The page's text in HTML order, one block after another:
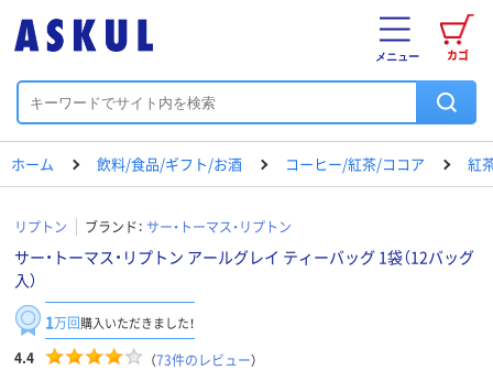
カゴ
メニュー
ホーム 飲料/食品/ギフト/お酒 コーヒー/紅茶/ココア 紅
リプトン ブランド： サー・トーマス・リプトン
サー・トーマス・リプトン アールグレイ ティーバッグ 1袋（12バッグ
入）
1万回購入いただきました！
4.4 （73件のレビュー）